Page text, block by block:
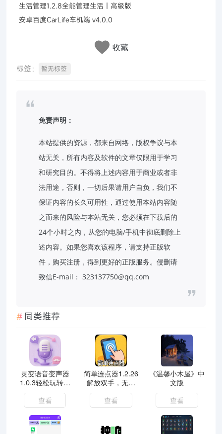
生活管理1.2.8全能管理生活｜高级版
安卓百度CarLife车机端 v4.0.0
收藏
标签： 暂无标签
免责声明：
本站提供的资源，都来自网络，版权争议与本
站无关，所有内容及软件的文章仅限用于学习
和研究目的。不得将上述内容用于商业或者非
法用途，否则，一切后果请用户自负，我们不
保证内容的长久可用性，通过使用本站内容随
之而来的风险与本站无关，您必须在下载后的
24个小时之内，从您的电脑/手机中彻底删除上
述内容。如果您喜欢该程序，请支持正版软
件，购买注册，得到更好的正版服务。侵删请
致信E-mail： 323137750@qq.com
同类推荐
灵变语音变声器
1.0.3轻松玩转百
变声线一键变声
查看
简单连点器1.2.26
解放双手，无需
root解锁会员版
查看
《温馨小木屋》中
文版
查看